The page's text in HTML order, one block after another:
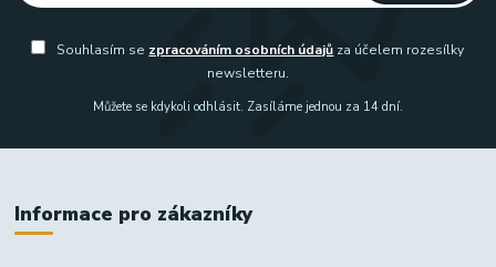
Souhlasím se zpracováním osobních údajů za účelem rozesílky
newsletteru.
Můžete se kdykoli odhlásit. Zasíláme jednou za 14 dní.
Informace pro zákazníky